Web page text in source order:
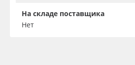
На складе поставщика
Нет